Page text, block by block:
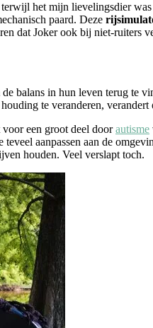
het mijn lievelingsdier
paard. Deze
dat Joker ook bij niet-ruiters
balans in hun leven terug te
te veranderen,
een groot deel doorautisme
aanpassen aan de
houden. Veel verslapt toch.